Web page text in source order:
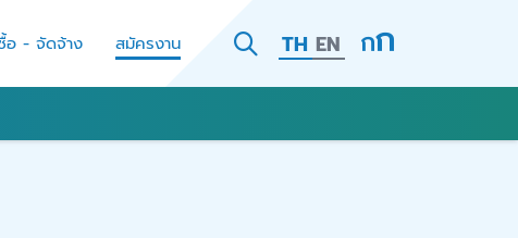
อ - จัดจ้าง สมัครงาน TH EN